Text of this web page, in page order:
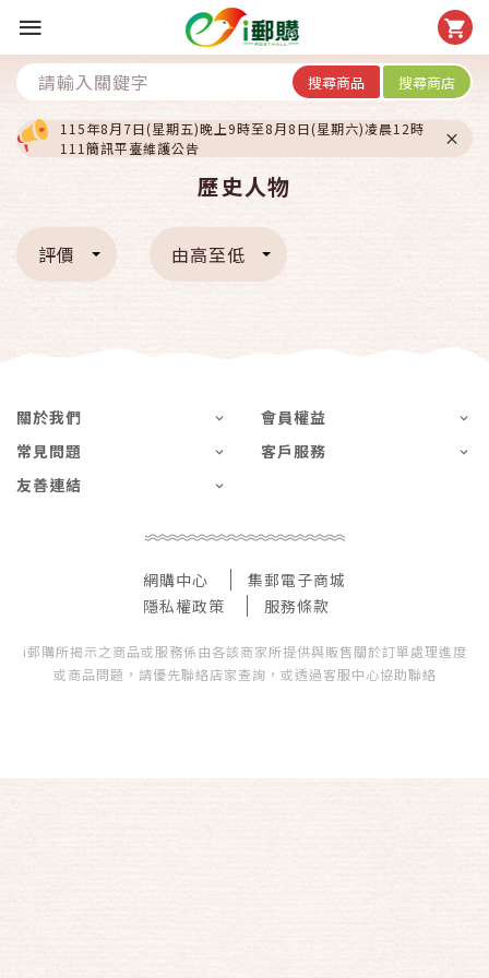
搜尋商品 搜尋商店
115年8月7日(星期五)晚上9時至8月8日(星期六)凌晨12時
111簡訊平臺維護公告
歷史人物
評價 由高至低
關於我們
會員權益
常見問題
客戶服務
友善連結
網購中心
集郵電子商城
隱私權政策
服務條款
i郵購所揭示之商品或服務係由各該商家所提供與販售關於訂單處理進度
或商品問題，請優先聯絡店家查詢，或透過客服中心協助聯絡